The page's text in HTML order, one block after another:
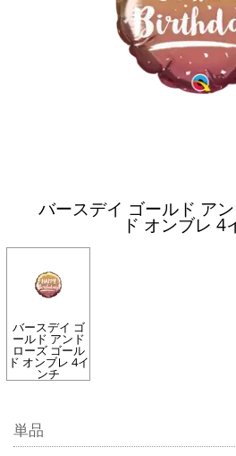
バースデイ ゴールド ア
ド オンブレ 4
バースデイ ゴ
ールド アンド
ローズ ゴール
ド オンブレ 4イ
ンチ
単品